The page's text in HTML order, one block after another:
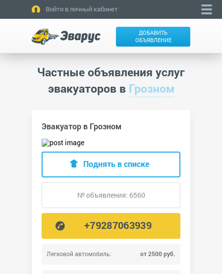
Войти в личный кабинет
ДОБАВИТЬ
ОБЪЯВЛЕНИЕ
Частные объявления услуг
эвакуаторов в Грозном
Эвакуатор в Грозном
Легковой автомобиль: от 2500 руб.
Поднять в списке
№ объявления: 6560
+79287063939